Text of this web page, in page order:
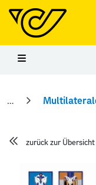
Springe zu Hauptinhalt
zurück zur Übersicht